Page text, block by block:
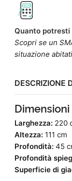
Quanto potresti
Scopri se un
situazione
DESCRIZIONE
Dimensioni
Larghezza: 220
Altezza: 111 cm
Profondità: 45
Profondità
Superficie di